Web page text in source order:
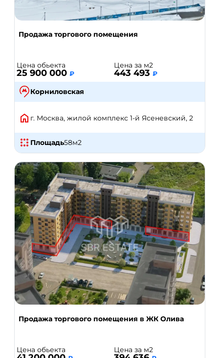
Продажа торгового помещения
Цена обьекта
25 900 000 ₽
Цена за м2
443 493 ₽
Корниловская
г. Москва, жилой комплекс 1-й Ясеневский, 2
Площадь58м2
Продажа торгового помещения в ЖК Олива
Цена обьекта Цена за м2